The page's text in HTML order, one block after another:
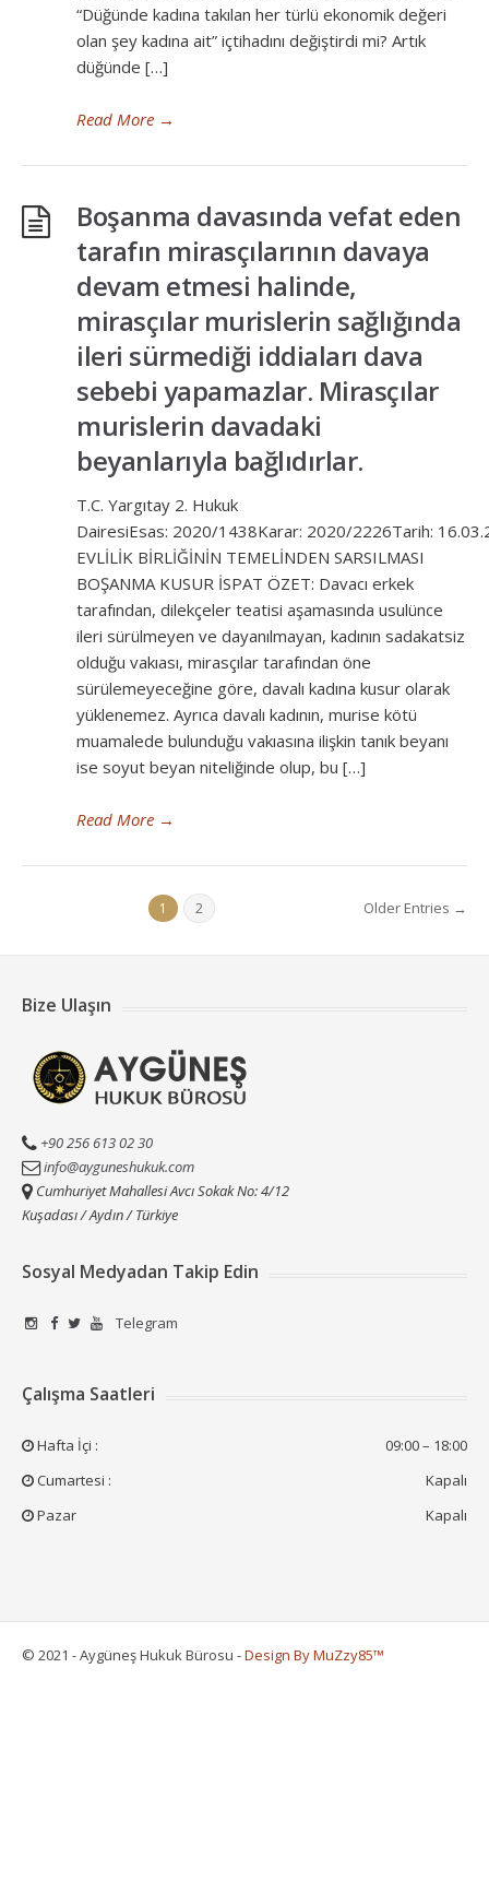
“Düğünde kadına takılan her türlü ekonomik değeri
olan şey kadına ait” içtihadını değiştirdi mi? Artık
düğünde […]
Read More →
Boşanma davasında vefat eden
tarafın mirasçılarının davaya
devam etmesi halinde,
mirasçılar murislerin sağlığında
ileri sürmediği iddiaları dava
sebebi yapamazlar. Mirasçılar
murislerin davadaki
beyanlarıyla bağlıdırlar.
T.C. Yargıtay 2. Hukuk
DairesiEsas: 2020/1438Karar: 2020/2226Tarih:
EVLİLİK BİRLİĞİNİN TEMELİNDEN SARSILMASI
BOŞANMA KUSUR İSPAT ÖZET: Davacı erkek
tarafından, dilekçeler teatisi aşamasında usulünce
ileri sürülmeyen ve dayanılmayan, kadının sadakatsiz
olduğu vakıası, mirasçılar tarafından öne
sürülemeyeceğine göre, davalı kadına kusur olarak
yüklenemez. Ayrıca davalı kadının, murise kötü
muamalede bulunduğu vakıasına ilişkin tanık beyanı
ise soyut beyan niteliğinde olup, bu […]
Read More →
1 2 Older Entries →
Bize Ulaşın
+90 256 613 02 30
info@ayguneshukuk.com
Cumhuriyet Mahallesi Avcı Sokak No: 4/12
Kuşadası / Aydın / Türkiye
Sosyal Medyadan Takip Edin
Telegram
Çalışma Saatleri
Hafta İçi :
09:00 – 18:00
Cumartesi :
Kapalı
Pazar
Kapalı
© 2021 - Aygüneş Hukuk Bürosu -Design By MuZzy85™